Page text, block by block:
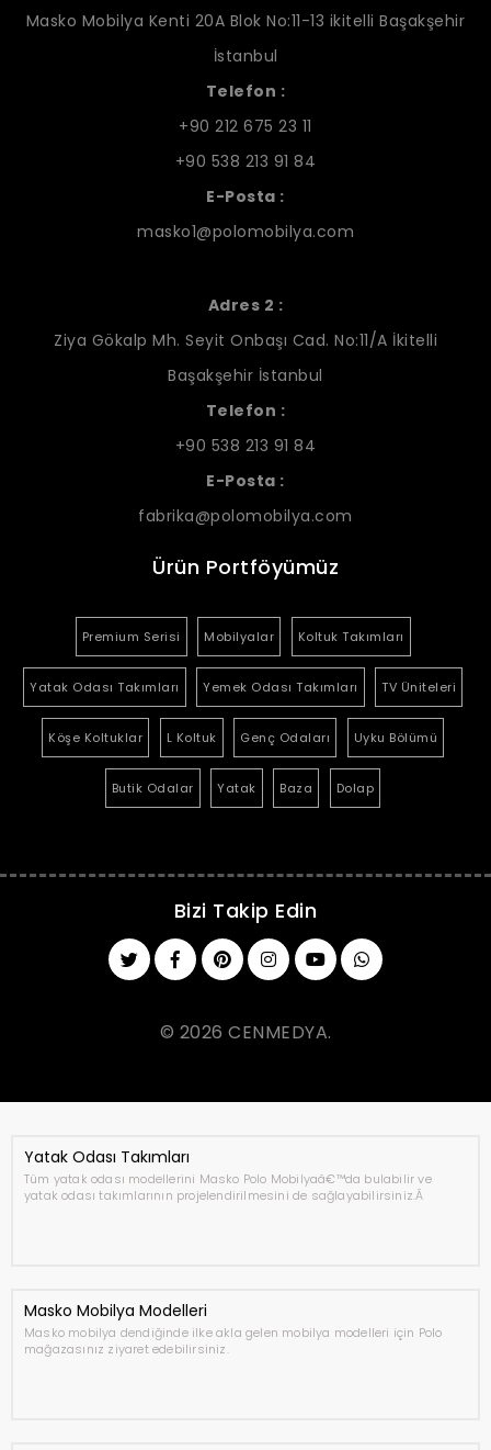
Masko Mobilya Kenti 20A Blok No:11-13 ikitelli Başakşehir
İstanbul
Telefon :
+90 212 675 23 11
+90 538 213 91 84
E-Posta :
masko1@polomobilya.com
Adres 2 :
Ziya Gökalp Mh. Seyit Onbaşı Cad. No:11/A İkitelli
Başakşehir İstanbul
Telefon :
+90 538 213 91 84
E-Posta :
fabrika@polomobilya.com
Ürün Portföyümüz
Premium Serisi Mobilyalar Koltuk Takımları
Yatak Odası Takımları Yemek Odası Takımları TV Üniteleri
Köşe Koltuklar L Koltuk Genç Odaları Uyku Bölümü
Butik Odalar Yatak Baza Dolap
Bizi Takip Edin
© 2026 CENMEDYA.
Yatak Odası Takımları
Tüm yatak odası modellerini Masko Polo Mobilyaâ€™da bulabilir ve
yatak odası takımlarının projelendirilmesini de sağlayabilirsiniz.Â
Masko Mobilya Modelleri
Masko mobilya dendiğinde ilke akla gelen mobilya modelleri için Polo
mağazasınız ziyaret edebilirsiniz.